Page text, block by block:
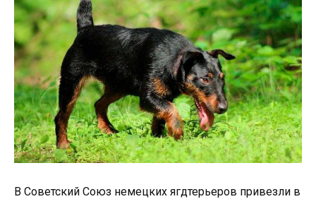
В Советский Союз немецких ягдтерьеров привезли в